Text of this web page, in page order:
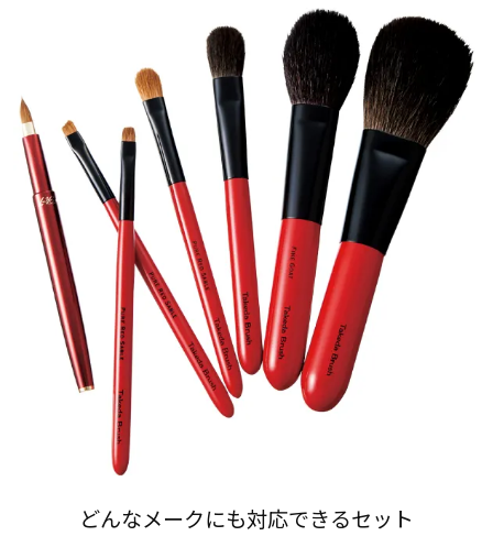
どんなメークにも対応できるセット